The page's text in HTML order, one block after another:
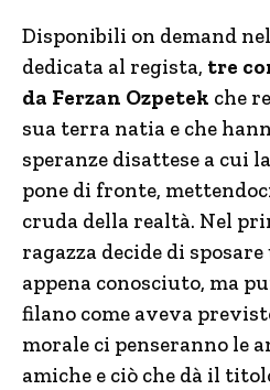
Disponibili on demand
dedicata al regista, tre
da Ferzan Ozpetek che
sua terra natia e che
speranze disattese a cui
pone di fronte,
cruda della realtà. Nel
ragazza decide di
appena conosciuto, ma
filano come aveva
morale ci penseranno le
amiche e ciò che dà il